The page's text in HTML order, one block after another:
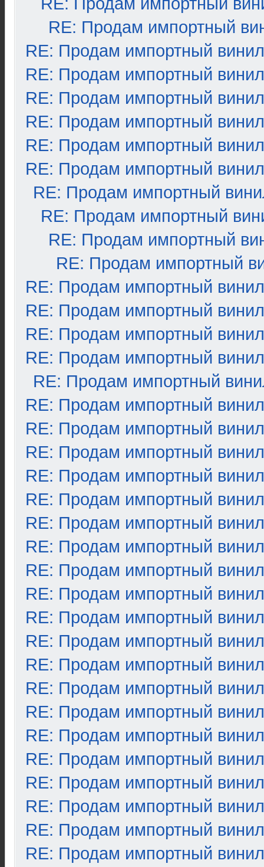
RE: Продам импортный
RE: Продам импортный винил
RE: Продам импортный винил
RE: Продам импортный винил
RE: Продам импортный винил
RE: Продам импортный винил
RE: Продам импортный винил
RE: Продам импортный
RE: Продам импортный
RE: Продам импортный
RE: Продам импортный
RE: Продам импортный винил
RE: Продам импортный винил
RE: Продам импортный винил
RE: Продам импортный винил
RE: Продам импортный
RE: Продам импортный винил
RE: Продам импортный винил
RE: Продам импортный винил
RE: Продам импортный винил
RE: Продам импортный винил
RE: Продам импортный винил
RE: Продам импортный винил
RE: Продам импортный винил
RE: Продам импортный винил
RE: Продам импортный винил
RE: Продам импортный винил
RE: Продам импортный винил
RE: Продам импортный винил
RE: Продам импортный винил
RE: Продам импортный винил
RE: Продам импортный винил
RE: Продам импортный винил
RE: Продам импортный винил
RE: Продам импортный винил
RE: Продам импортный винил